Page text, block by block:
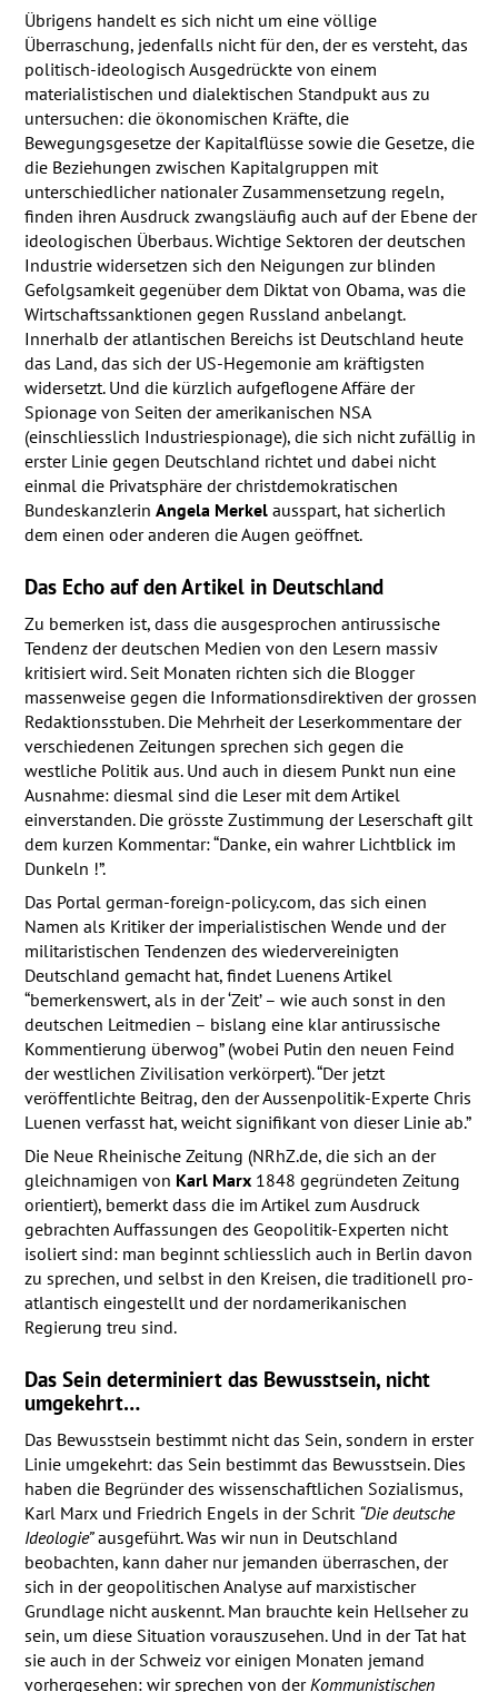
Übrigens handelt es sich nicht um eine völlige
Überraschung, jedenfalls nicht für den, der es versteht, das
politisch-ideologisch Ausgedrückte von einem
materialistischen und dialektischen Standpukt aus zu
untersuchen: die ökonomischen Kräfte, die
Bewegungsgesetze der Kapitalflüsse sowie die Gesetze, die
die Beziehungen zwischen Kapitalgruppen mit
unterschiedlicher nationaler Zusammensetzung regeln,
finden ihren Ausdruck zwangsläufig auch auf der Ebene der
ideologischen Überbaus. Wichtige Sektoren der deutschen
Industrie widersetzen sich den Neigungen zur blinden
Gefolgsamkeit gegenüber dem Diktat von Obama, was die
Wirtschaftssanktionen gegen Russland anbelangt.
Innerhalb der atlantischen Bereichs ist Deutschland heute
das Land, das sich der US-Hegemonie am kräftigsten
widersetzt. Und die kürzlich aufgeflogene Affäre der
Spionage von Seiten der amerikanischen NSA
(einschliesslich Industriespionage), die sich nicht zufällig in
erster Linie gegen Deutschland richtet und dabei nicht
einmal die Privatsphäre der christdemokratischen
Bundeskanzlerin Angela Merkelausspart, hat sicherlich
dem einen oder anderen die Augen geöffnet.
Das Echo auf den Artikel in Deutschland
Zu bemerken ist, dass die ausgesprochen antirussische
Tendenz der deutschen Medien von den Lesern massiv
kritisiert wird. Seit Monaten richten sich die Blogger
massenweise gegen die Informationsdirektiven der grossen
Redaktionsstuben. Die Mehrheit der Leserkommentare der
verschiedenen Zeitungen sprechen sich gegen die
westliche Politik aus. Und auch in diesem Punkt nun eine
Ausnahme: diesmal sind die Leser mit dem Artikel
einverstanden. Die grösste Zustimmung der Leserschaft gilt
dem kurzen Kommentar: “Danke, ein wahrer Lichtblick im
Dunkeln !”.
Das Portal german-foreign-policy.com, das sich einen
Namen als Kritiker der imperialistischen Wende und der
militaristischen Tendenzen des wiedervereinigten
Deutschland gemacht hat, findet Luenens Artikel
“bemerkenswert, als in der ‘Zeit’ – wie auch sonst in den
deutschen Leitmedien – bislang eine klar antirussische
Kommentierung überwog” (wobei Putin den neuen Feind
der westlichen Zivilisation verkörpert). “Der jetzt
veröffentlichte Beitrag, den der Aussenpolitik-Experte Chris
Luenen verfasst hat, weicht signifikant von dieser Linie ab.”
Die Neue Rheinische Zeitung (NRhZ.de, die sich an der
gleichnamigen von Karl Marx1848 gegründeten Zeitung
orientiert), bemerkt dass die im Artikel zum Ausdruck
gebrachten Auffassungen des Geopolitik-Experten nicht
isoliert sind: man beginnt schliesslich auch in Berlin davon
zu sprechen, und selbst in den Kreisen, die traditionell pro-
atlantisch eingestellt und der nordamerikanischen
Regierung treu sind.
Das Sein determiniert das Bewusstsein, nicht
umgekehrt…
Das Bewusstsein bestimmt nicht das Sein, sondern in erster
Linie umgekehrt: das Sein bestimmt das Bewusstsein. Dies
haben die Begründer des wissenschaftlichen Sozialismus,
Karl Marx und Friedrich Engels in der Schrit “Die deutsche
Ideologie”ausgeführt. Was wir nun in Deutschland
beobachten, kann daher nur jemanden überraschen, der
sich in der geopolitischen Analyse auf marxistischer
Grundlage nicht auskennt. Man brauchte kein Hellseher zu
sein, um diese Situation vorauszusehen. Und in der Tat hat
sie auch in der Schweiz vor einigen Monaten jemand
vorhergesehen: wir sprechen von der Kommunistischen